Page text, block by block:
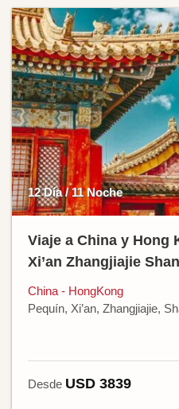
12 Día / 11 Noche
Viaje a China y Hong
Xi’an Zhangjiajie
China - HongKong
Pequín, Xi’an, Zhangjiajie,
Desde USD 3839